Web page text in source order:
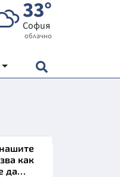
33°
София
облачно
как
да